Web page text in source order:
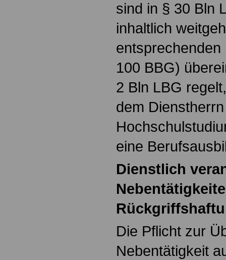
sind in § 30 Bln
inhaltlich
100 BBG)
2 Bln LBG
dem
eine
Dienstlich
Die Pflicht zur
Nebentätigkeit